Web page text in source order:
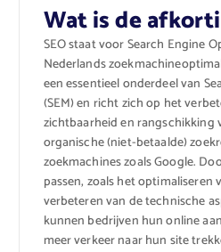
Wat is de
SEO staat voor Search Engine
Nederlands
een essentieel onderdeel van
(SEM) en richt zich op het
zichtbaarheid en rangschikking
organische (niet-betaalde)
zoekmachines zoals Google.
passen, zoals het
verbeteren van de technische
kunnen bedrijven hun online
meer verkeer naar hun site